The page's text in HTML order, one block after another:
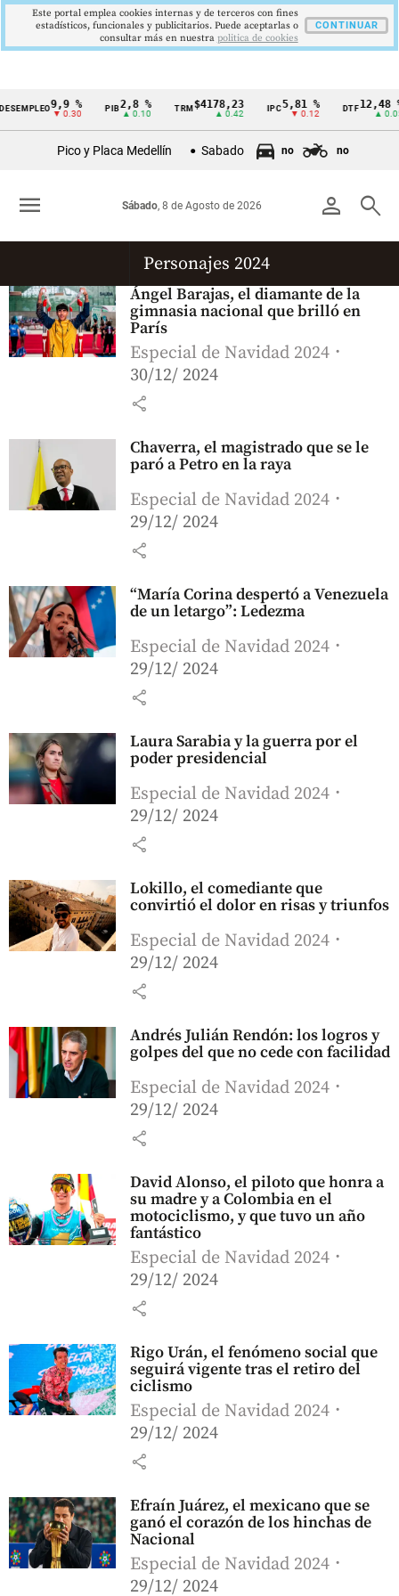
Cintillo
Colombia
9,9 %
▼ 0.30
PIB 2,8 %
▲ 0.10
TRM$4178,23
▲ 0.42
IPC5,81 %
▼ 0.12
DTF12,48 %
▲ 0.05
Pico y Placa Medellín Sabado no no
person search
Sábado, 8 de Agosto de 2026
menu
Personajes 2024
Ángel Barajas, el diamante de la
gimnasia nacional que brilló en
París
Especial de Navidad 2024
30/12/ 2024
share
Chaverra, el magistrado que se le
paró a Petro en la raya
Especial de Navidad 2024
29/12/ 2024
share
“María Corina despertó a Venezuela
de un letargo”: Ledezma
Especial de Navidad 2024
29/12/ 2024
share
Laura Sarabia y la guerra por el
poder presidencial
Especial de Navidad 2024
29/12/ 2024
share
Lokillo, el comediante que
convirtió el dolor en risas y triunfos
Especial de Navidad 2024
29/12/ 2024
share
Andrés Julián Rendón: los logros y
golpes del que no cede con facilidad
Especial de Navidad 2024
29/12/ 2024
share
David Alonso, el piloto que honra a
su madre y a Colombia en el
motociclismo, y que tuvo un año
fantástico
Especial de Navidad 2024
29/12/ 2024
share
Rigo Urán, el fenómeno social que
seguirá vigente tras el retiro del
ciclismo
Especial de Navidad 2024
29/12/ 2024
share
Efraín Juárez, el mexicano que se
ganó el corazón de los hinchas de
Nacional
Especial de Navidad 2024
29/12/ 2024
Este portal emplea cookies internas y de terceros con fines
estadísticos, funcionales y publicitarios. Puede aceptarlas o
consultar más en nuestra politica de cookies
CONTINUAR